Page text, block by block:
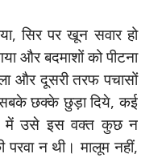
सिर पर खून सवार हो
और बदमाशों को पीटना
और दूसरी तरफ पचासों
छक्के छुड़ा दिये, कई
में उसे इस वक्त कुछ न
न थी। मालूम नहीं,